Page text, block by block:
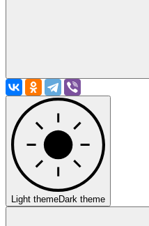
Light themeDark theme